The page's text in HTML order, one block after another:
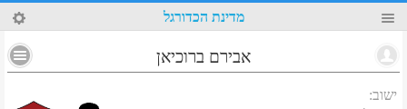
76 מדינת הכדורגל
אבירם ברוכיאן
ישוב: